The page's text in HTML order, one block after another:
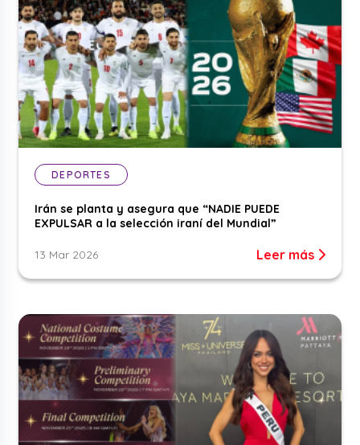
DEPORTES
Irán se planta y asegura que “NADIE PUEDE
EXPULSAR a la selección iraní del Mundial”
13 Mar 2026 Leer más